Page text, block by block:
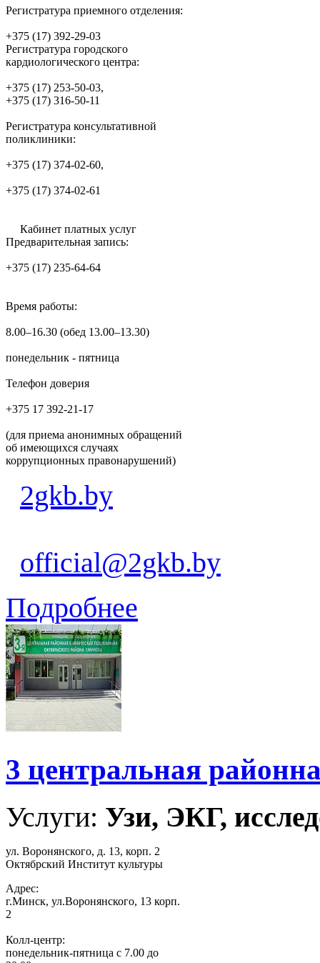
Регистратура приемного отделения:
+375 (17) 392-29-03
Регистратура городского
кардиологического центра:
+375 (17) 253-50-03,
+375 (17) 316-50-11
Регистратура консультативной
поликлиники:
+375 (17) 374-02-60,
+375 (17) 374-02-61
Кабинет платных услуг
Предварительная запись:
+375 (17) 235-64-64
Время работы:
8.00–16.30 (обед 13.00–13.30)
понедельник - пятница
Телефон доверия
+375 17 392-21-17
(для приема анонимных обращений
об имеющихся случаях
коррупционных правонарушений)
2gkb.by
official@2gkb.by
Подробнее
3 центральная
Услуги: Узи, ЭКГ,
ул. Воронянского, д. 13, корп. 2
Октябрский Институт культуры
Адрес:
г.Минск, ул.Воронянского, 13 корп.
2
Колл-центр:
понедельник-пятница с 7.00 до